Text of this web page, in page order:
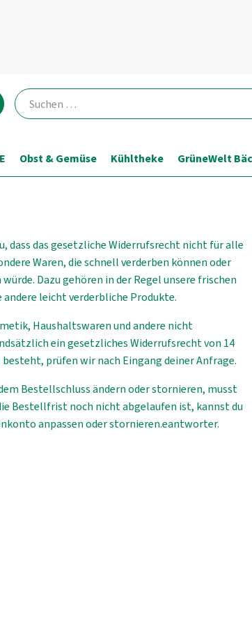
Obst & Gemüse Kühltheke GrüneWelt
dass das gesetzliche Widerrufsrecht nicht für alle
Waren, die schnell verderben können oder
Dazu gehören in der Regel unsere frischen
leicht verderbliche Produkte.
Haushaltswaren und andere nicht
ein gesetzliches Widerrufsrecht von 14
prüfen wir nach Eingang deiner Anfrage.
Bestellschluss ändern oder stornieren, musst
Bestellfrist noch nicht abgelaufen ist, kannst du
anpassen oder stornieren.eantworter.